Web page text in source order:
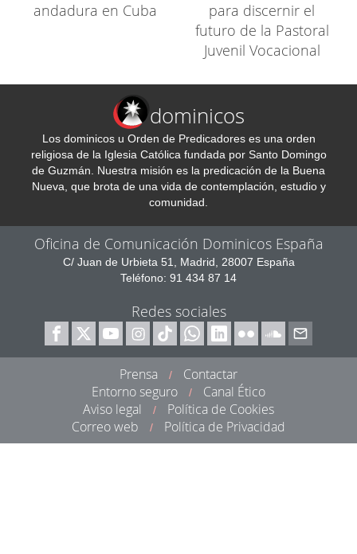
andadura en Cuba
para discernir el
futuro de la Pastoral
Juvenil Vocacional
dominicos
Los dominicos u Orden de Predicadores es una orden
religiosa de la Iglesia Católica fundada por Santo Domingo
de Guzmán. Nuestra misión es la predicación de la Buena
Nueva, que brota de una vida de contemplación, estudio y
comunidad.
Oficina de Comunicación Dominicos España
C/ Juan de Urbieta 51, Madrid, 28007 España
Teléfono: 91 434 87 14
Redes sociales
Prensa /
Contactar
Entorno seguro
/
Canal Ético
Aviso legal
/
Política de Cookies
Correo web
/ Política de Privacidad